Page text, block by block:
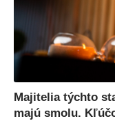
Majitelia týchto
majú smolu.